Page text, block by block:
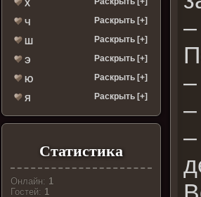
Х
Ч Раскрыть [+]
Ш Раскрыть [+]
Э Раскрыть [+]
Ю Раскрыть [+]
Я Раскрыть [+]
Статистика
Онлайн: 1
Гостей: 1